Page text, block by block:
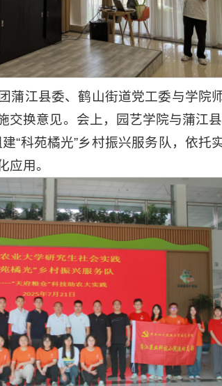
蒲江县委、鹤山街道党工委与学院
交换意见。会上，园艺学院与蒲江
“科苑橘光”乡村振兴服务队，依托
应用。